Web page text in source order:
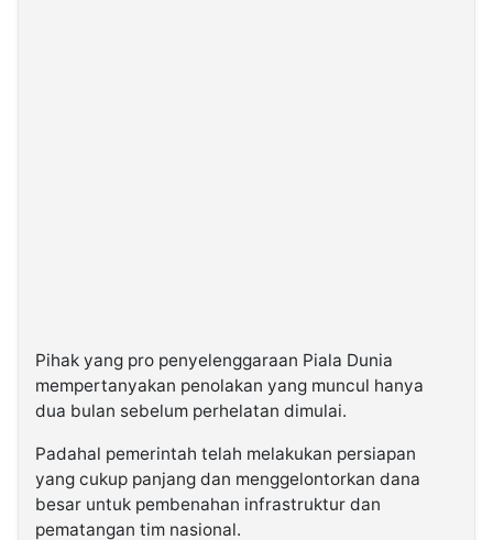
Pihak yang pro penyelenggaraan Piala Dunia
mempertanyakan penolakan yang muncul hanya
dua bulan sebelum perhelatan dimulai.
Padahal pemerintah telah melakukan persiapan
yang cukup panjang dan menggelontorkan dana
besar untuk pembenahan infrastruktur dan
pematangan tim nasional.